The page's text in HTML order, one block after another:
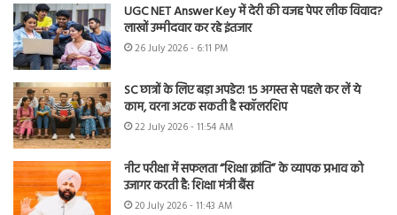
UGC NET Answer Key में देरी की वजह पेपर लीक विवाद?
लाखों उम्मीदवार कर रहे इंतजार
26 July 2026 - 6:11 PM
SC छात्रों के लिए बड़ा अपडेट! 15 अगस्त से पहले कर लें ये
काम, वरना अटक सकती है स्कॉलरशिप
22 July 2026 - 11:54 AM
नीट परीक्षा में सफलता “शिक्षा क्रांति” के व्यापक प्रभाव को
उजागर करती है: शिक्षा मंत्री बैंस
20 July 2026 - 11:43 AM